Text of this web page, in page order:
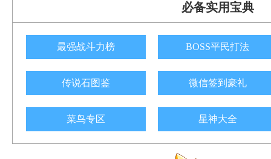
必备实用宝典
最强战斗力榜 BOSS平民打法
传说石图鉴 微信签到豪礼
菜鸟专区 星神大全